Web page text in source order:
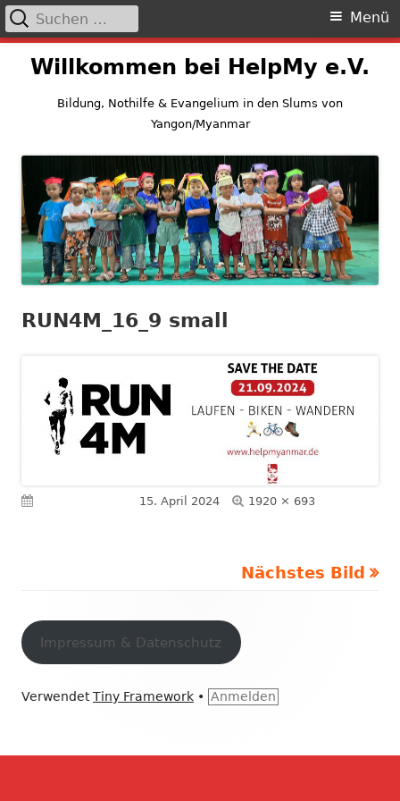
Springe
Willkommen bei HelpMy e.V.
Bildung, Nothilfe & Evangelium in den Slums von
Yangon/Myanmar
Primäres
Menü
Menü
Suchen
nach:
RUN4M_16_9 small
15. April 2024 Volle
1920 × 693
Nächstes Bild
Inhalt
Impressum & Datenschutz
VerwendetTiny Framework • Anmelden